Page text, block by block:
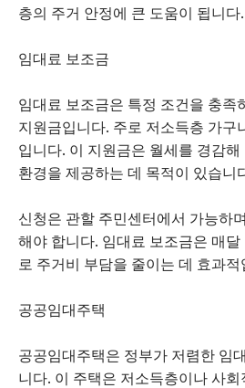
층의 주거 안정에 큰 도움이 됩니다.
임대료 보조금
임대료 보조금은 특정 조건을 충족
지원금입니다. 주로 저소득층 가구
입니다. 이 지원금은 월세를 경감
환경을 제공하는 데 목적이 있습니
신청은 관할 주민센터에서 가능하
해야 합니다. 임대료 보조금은 매
로 주거비 부담을 줄이는 데 효과적
공공임대주택
공공임대주택은 정부가 저렴한 임
니다. 이 주택은 저소득층이나 사